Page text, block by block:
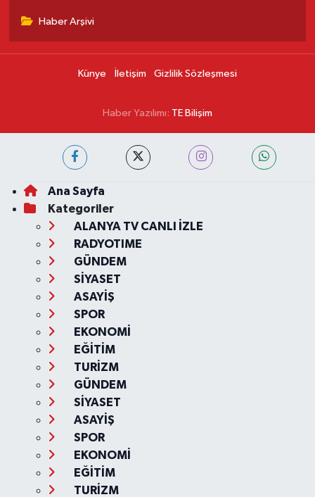
Haber Arşivi
Künye İletişim Gizlilik Sözleşmesi
Haber Yazılımı: TE Bilişim
Ana Sayfa
Kategoriler
ALANYA TV CANLI İZLE
RADYOTIME
GÜNDEM
SİYASET
ASAYİŞ
SPOR
EKONOMİ
EĞİTİM
TURİZM
GÜNDEM
SİYASET
ASAYİŞ
SPOR
EKONOMİ
EĞİTİM
TURİZM